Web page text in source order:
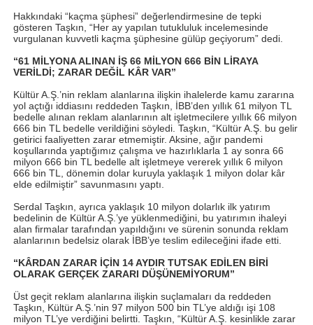
Hakkındaki “kaçma şüphesi” değerlendirmesine de tepki
gösteren Taşkın, “Her ay yapılan tutukluluk incelemesinde
vurgulanan kuvvetli kaçma şüphesine gülüp geçiyorum” dedi.
“61 MİLYONA ALINAN İŞ 66 MİLYON 666 BİN LİRAYA
VERİLDİ; ZARAR DEĞİL KÂR VAR”
Kültür A.Ş.’nin reklam alanlarına ilişkin ihalelerde kamu zararına
yol açtığı iddiasını reddeden Taşkın, İBB’den yıllık 61 milyon TL
bedelle alınan reklam alanlarının alt işletmecilere yıllık 66 milyon
666 bin TL bedelle verildiğini söyledi. Taşkın, “Kültür A.Ş. bu gelir
getirici faaliyetten zarar etmemiştir. Aksine, ağır pandemi
koşullarında yaptığımız çalışma ve hazırlıklarla 1 ay sonra 66
milyon 666 bin TL bedelle alt işletmeye vererek yıllık 6 milyon
666 bin TL, dönemin dolar kuruyla yaklaşık 1 milyon dolar kâr
elde edilmiştir” savunmasını yaptı.
Serdal Taşkın, ayrıca yaklaşık 10 milyon dolarlık ilk yatırım
bedelinin de Kültür A.Ş.’ye yüklenmediğini, bu yatırımın ihaleyi
alan firmalar tarafından yapıldığını ve sürenin sonunda reklam
alanlarının bedelsiz olarak İBB’ye teslim edileceğini ifade etti.
“KÂRDAN ZARAR İÇİN 14 AYDIR TUTSAK EDİLEN BİRİ
OLARAK GERÇEK ZARARI DÜŞÜNEMİYORUM”
Üst geçit reklam alanlarına ilişkin suçlamaları da reddeden
Taşkın, Kültür A.Ş.’nin 97 milyon 500 bin TL’ye aldığı işi 108
milyon TL’ye verdiğini belirtti. Taşkın, “Kültür A.Ş. kesinlikle zarar